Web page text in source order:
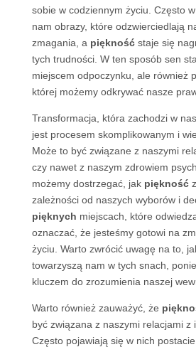
sobie w codziennym życiu. Często
nam obrazy, które odzwierciedlają
zmagania, a pięknośćstaje się
tych trudności. W ten sposób sen
miejscem odpoczynku, ale również
której możemy odkrywać nasze
Transformacja, która zachodzi w
jest procesem skomplikowanym i
Może to być związane z naszymi
czy nawet z naszym zdrowiem
możemy dostrzegać, jak piękność
zależności od naszych wyborów i
pięknych miejscach, które
oznaczać, że jesteśmy gotowi na
życiu. Warto zwrócić uwagę na to,
towarzyszą nam w tych snach,
kluczem do zrozumienia naszej
Warto również zauważyć, że
być związana z naszymi relacjami z
Często pojawiają się w nich